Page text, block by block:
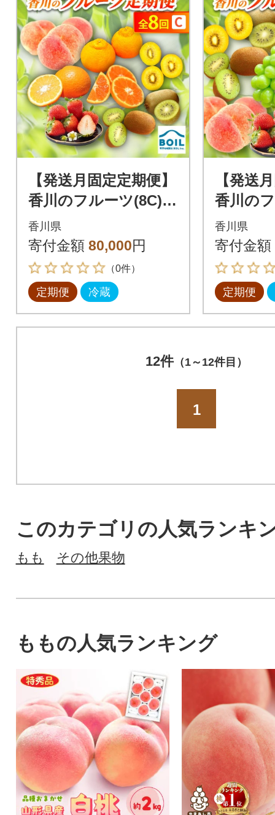
【発送月固定定期便】
香川のフルーツ(8C)全
8回
香川県
寄付金額 80,000円
（0件）
定期便 冷蔵
【発送
香川の
9回
香川県
寄付金額
定期便
12件（1～12件目）
1
このカテゴリの人気ランキ
もも その他果物
ももの人気ランキング